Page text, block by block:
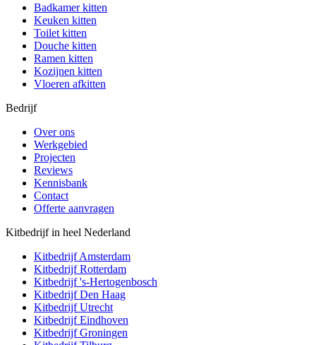
Badkamer kitten
Keuken kitten
Toilet kitten
Douche kitten
Ramen kitten
Kozijnen kitten
Vloeren afkitten
Bedrijf
Over ons
Werkgebied
Projecten
Reviews
Kennisbank
Contact
Offerte aanvragen
Kitbedrijf in heel Nederland
KitbedrijfAmsterdam
KitbedrijfRotterdam
Kitbedrijf's-Hertogenbosch
KitbedrijfDen Haag
KitbedrijfUtrecht
KitbedrijfEindhoven
KitbedrijfGroningen